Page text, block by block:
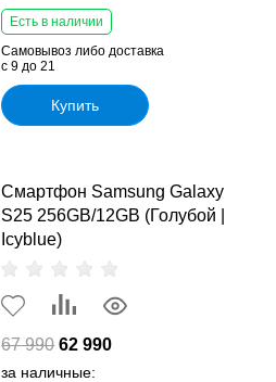
Есть в наличии
Самовывоз либо доставка
с 9 до 21
Купить
Смартфон Samsung Galaxy
S25 256GB/12GB (Голубой |
Icyblue)
67 990 62 990
за наличные: